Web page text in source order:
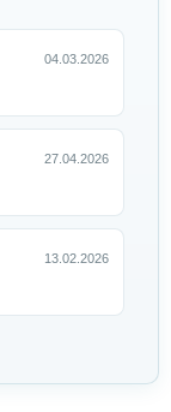
04.03.2026
27.04.2026
13.02.2026